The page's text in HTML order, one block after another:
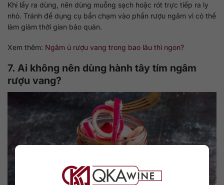
Khi lấy ra dùng, nên dùng muỗng sạch hoặc rót trực tiếp ra ly
nhỏ. Tránh để dụng cụ bẩn chạm vào phần rượu ngâm vì có thể
làm giảm thời gian bảo quản.
Xem thêm: Ngâm ủ rượu vang trong bao lâu thì ngon?
7. Ai không nên dùng hành tây tím ngâm
rượu vang?